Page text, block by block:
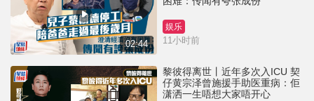
02:44
娱乐
11小时前
黎彼得离世丨近年多次入ICU 契
仔黄宗泽曾施援手助医重病：佢
潇洒一生唔想大家唔开心